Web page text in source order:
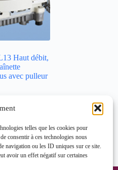
telles que les cookies pour
consentir à ces technologies nous
navigation ou les ID uniques sur ce site.
avoir un effet négatif sur certaines
Haut débit,
avec pulleur
industrielle